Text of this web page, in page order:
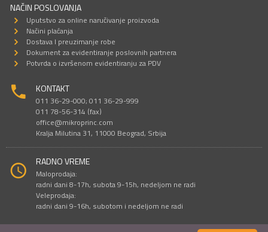
NAČIN POSLOVANJA
Uputstvo za online naručivanje proizvoda
Načini plaćanja
Dostava I preuzimanje robe
Dokument za evidentiranje poslovnih partnera
Potvrda o izvršenom evidentiranju za PDV
KONTAKT
011 36-29-000; 011 36-29-999
011 78-56-314 (fax)
office@mikroprinc.com
Kralja Milutina 31, 11000 Beograd, Srbija
RADNO VREME
Maloprodaja:
radni dani 8-17h, subota 9-15h, nedeljom ne radi
Veleprodaja:
radni dani 9-16h, subotom i nedeljom ne radi